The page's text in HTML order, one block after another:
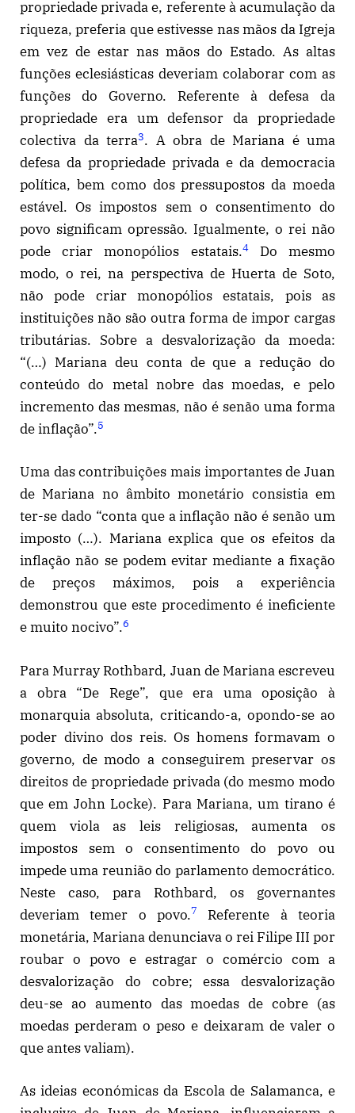
propriedade privada e, referente à acumulação da
riqueza, preferia que estivesse nas mãos da Igreja
em vez de estar nas mãos do Estado. As altas
funções eclesiásticas deveriam colaborar com as
funções do Governo. Referente à defesa da
propriedade era um defensor da propriedade
colectiva da terra3. A obra de Mariana é uma
defesa da propriedade privada e da democracia
política, bem como dos pressupostos da moeda
estável. Os impostos sem o consentimento do
povo significam opressão. Igualmente, o rei não
pode criar monopólios estatais.4Do mesmo
modo, o rei, na perspectiva de Huerta de Soto,
não pode criar monopólios estatais, pois as
instituições não são outra forma de impor cargas
tributárias. Sobre a desvalorização da moeda:
“(…) Mariana deu conta de que a redução do
conteúdo do metal nobre das moedas, e pelo
incremento das mesmas, não é senão uma forma
de inflação”.5
Uma das contribuições mais importantes de Juan
de Mariana no âmbito monetário consistia em
ter-se dado “conta que a inflação não é senão um
imposto (…). Mariana explica que os efeitos da
inflação não se podem evitar mediante a fixação
de preços máximos, pois a experiência
demonstrou que este procedimento é ineficiente
e muito nocivo”.6
Para Murray Rothbard, Juan de Mariana escreveu
a obra “De Rege”, que era uma oposição à
monarquia absoluta, criticando-a, opondo-se ao
poder divino dos reis. Os homens formavam o
governo, de modo a conseguirem preservar os
direitos de propriedade privada (do mesmo modo
que em John Locke). Para Mariana, um tirano é
quem viola as leis religiosas, aumenta os
impostos sem o consentimento do povo ou
impede uma reunião do parlamento democrático.
Neste caso, para Rothbard, os governantes
deveriam temer o povo.7
Referente à teoria
monetária, Mariana denunciava o rei Filipe III por
roubar o povo e estragar o comércio com a
desvalorização do cobre; essa desvalorização
deu-se ao aumento das moedas de cobre (as
moedas perderam o peso e deixaram de valer o
que antes valiam).
As ideias económicas da Escola de Salamanca, e